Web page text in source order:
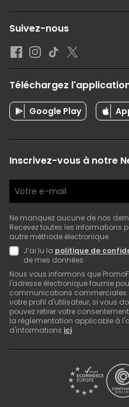
Suivez-nous
Téléchargez
Google Play
Inscrivez-vous à notre
Ne manquez aucune de nos
Recevez toutes les informations
autre méthode électronique
J’ai lu la politique de
de mes données
Nous vous informons que
l'adresse électronique fournie
communications commerciales
votre profil d'utilisateur, si vous
pouvez retirer votre
la réglementation applicable à
d'informations ici.